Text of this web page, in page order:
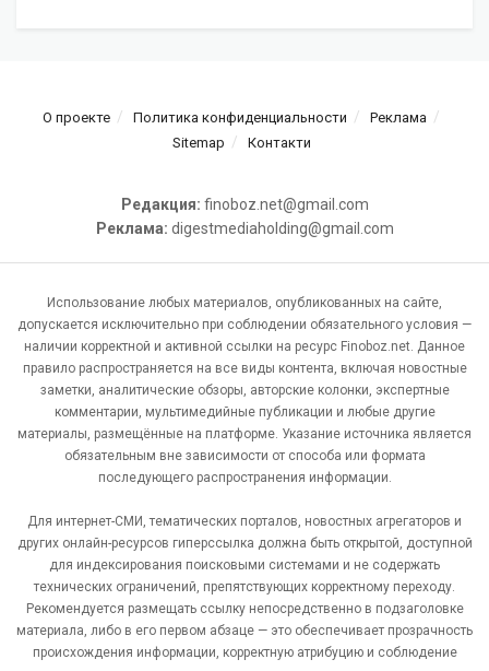
О проекте Политика конфиденциальности
Реклама
Sitemap
Контакти
Редакция: finoboz.net@gmail.com
Реклама: digestmediaholding@gmail.com
Использование любых материалов, опубликованных на сайте,
допускается исключительно при соблюдении обязательного условия —
наличии корректной и активной ссылки на ресурс Finoboz.net. Данное
правило распространяется на все виды контента, включая новостные
заметки, аналитические обзоры, авторские колонки, экспертные
комментарии, мультимедийные публикации и любые другие
материалы, размещённые на платформе. Указание источника является
обязательным вне зависимости от способа или формата
последующего распространения информации.
Для интернет-СМИ, тематических порталов, новостных агрегаторов и
других онлайн-ресурсов гиперссылка должна быть открытой, доступной
для индексирования поисковыми системами и не содержать
технических ограничений, препятствующих корректному переходу.
Рекомендуется размещать ссылку непосредственно в подзаголовке
материала, либо в его первом абзаце — это обеспечивает прозрачность
происхождения информации, корректную атрибуцию и соблюдение